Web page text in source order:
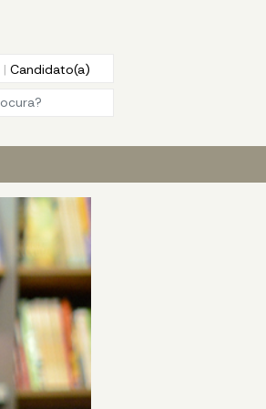
| Candidato(a)